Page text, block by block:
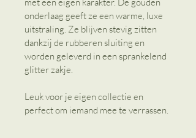
onderlaag geeft ze een warme, luxe
uitstraling. Ze blijven stevig zitten
dankzij de rubberen sluiting en
worden geleverd in een sprankelend
glitter zakje.
Leuk voor je eigen collectie en
perfect om iemand mee te verrassen.